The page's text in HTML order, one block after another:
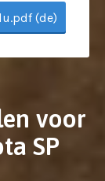
(de)
voor
SP